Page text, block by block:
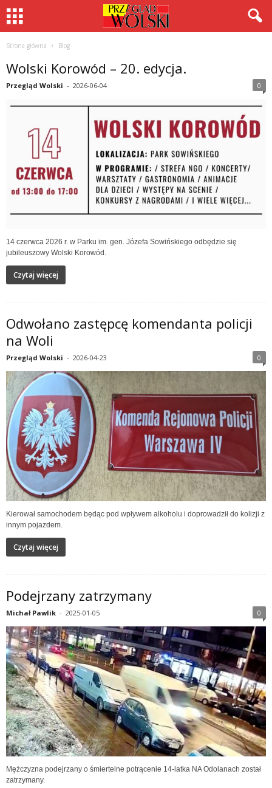
Strona główna Blog
Wolski Korowód – 20. edycja.
Przegląd Wolski - 2026-06-04 0
14 czerwca 2026 r. w Parku im. gen. Józefa Sowińskiego odbędzie się
jubileuszowy Wolski Korowód.
Czytaj więcej
Odwołano zastępcę komendanta policji
na Woli
Przegląd Wolski - 2026-04-23 0
Kierował samochodem będąc pod wpływem alkoholu i doprowadził do kolizji z
innym pojazdem.
Czytaj więcej
Podejrzany zatrzymany
Michał Pawlik - 2025-01-05 0
Mężczyzna podejrzany o śmiertelne potrącenie 14-latka NA Odolanach został
zatrzymany.